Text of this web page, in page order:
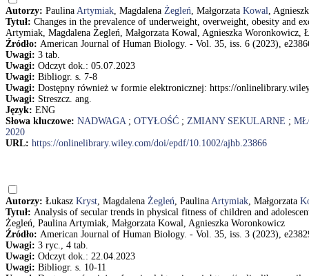
Autorzy: Paulina Artymiak, Magdalena Żegleń, Małgorzata Kowal,
Tytuł: Changes in the prevalence of underweight, overweight, obesity and
Artymiak, Magdalena Żegleń, Małgorzata Kowal, Agnieszka Woronkowicz,
Źródło: American Journal of Human Biology. - Vol. 35, iss. 6 (2023),
Uwagi: 3 tab.
Uwagi: Odczyt dok.: 05.07.2023
Uwagi: Bibliogr. s. 7-8
Uwagi: Dostępny również w formie elektronicznej: https://
Uwagi: Streszcz. ang.
Język: ENG
Słowa kluczowe: NADWAGA; OTYŁOŚĆ ; ZMIANY SEKULARNE ;
2020
URL: https://onlinelibrary.wiley.com/doi/epdf/10.1002/ajhb.23866
Autorzy: Łukasz Kryst, Magdalena Żegleń, Paulina Artymiak, Małgorzata
Tytuł: Analysis of secular trends in physical fitness of children and
Żegleń, Paulina Artymiak, Małgorzata Kowal, Agnieszka Woronkowicz
Źródło: American Journal of Human Biology. - Vol. 35, iss. 3 (2023),
Uwagi: 3 ryc., 4 tab.
Uwagi: Odczyt dok.: 22.04.2023
Uwagi: Bibliogr. s. 10-11